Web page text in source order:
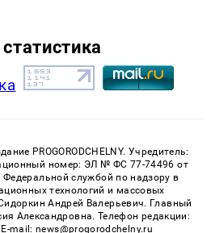
PROGORODCHELNY. Учредитель:
номер: ЭЛ № ФС 77-74496 от
службой по надзору в
технологий и массовых
Андрей Валерьевич. Главный
Александровна. Телефон редакции:
mail: news@progorodchelny.ru